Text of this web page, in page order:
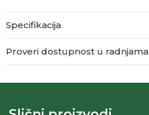
Specifikacija
Proveri dostupnost u radnjama